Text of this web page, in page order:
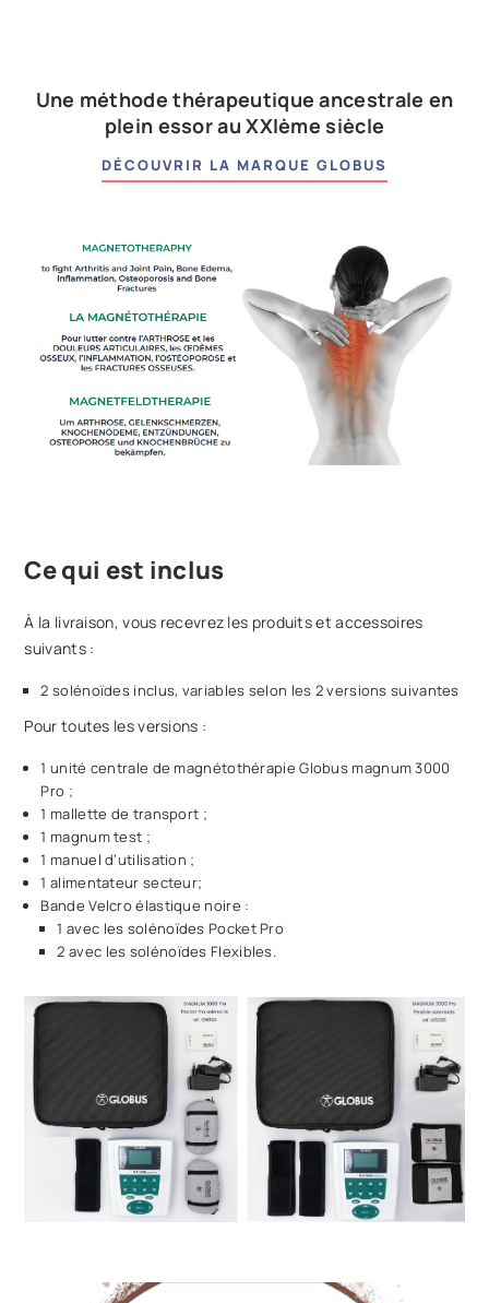
Une méthode thérapeutique ancestrale en
plein essor au XXIème siècle
DÉCOUVRIR LA MARQUE GLOBUS
Ce qui est inclus
À la livraison, vous recevrez les produits et accessoires
suivants :
2 solénoïdes inclus, variables selon les 2 versions suivantes
Pour toutes les versions :
1 unité centrale de magnétothérapie Globus magnum 3000
Pro ;
1 mallette de transport ;
1 magnum test ;
1 manuel d’utilisation ;
1 alimentateur secteur;
Bande Velcro élastique noire :
1 avec les solénoïdes Pocket Pro
2 avec les solénoïdes Flexibles.